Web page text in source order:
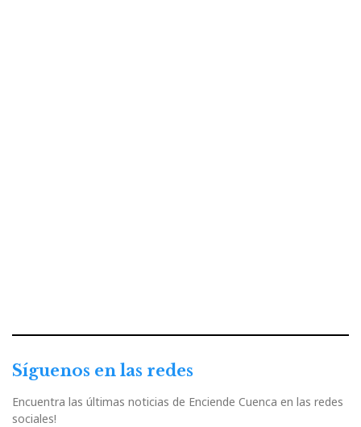
Síguenos en las redes
Encuentra las últimas noticias de Enciende Cuenca en las redes
sociales!